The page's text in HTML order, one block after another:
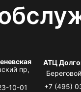
пр,
10-01
АТЦ
+7 (495)